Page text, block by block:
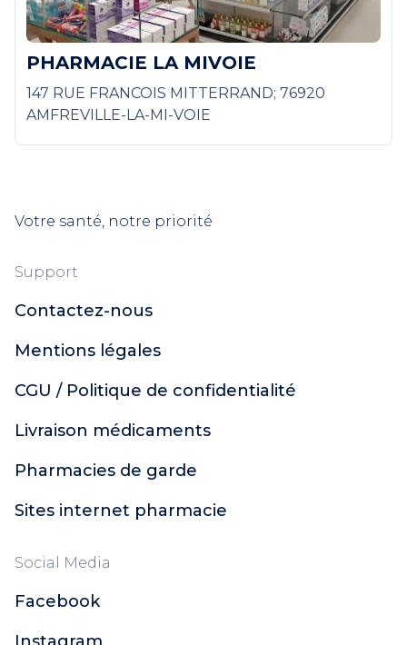
PHARMACIE LA MIVOIE
147 RUE FRANCOIS MITTERRAND; 76920
AMFREVILLE-LA-MI-VOIE
Votre santé, notre priorité
Support
Contactez-nous
Mentions légales
CGU / Politique de confidentialité
Livraison médicaments
Pharmacies de garde
Sites internet pharmacie
Social Media
Facebook